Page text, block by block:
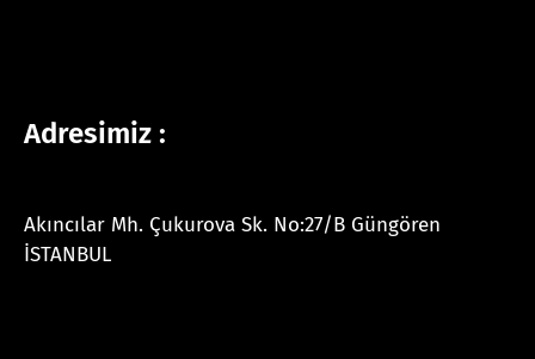
Adresimiz :
Akıncılar Mh. Çukurova Sk. No:27/B Güngören
İSTANBUL